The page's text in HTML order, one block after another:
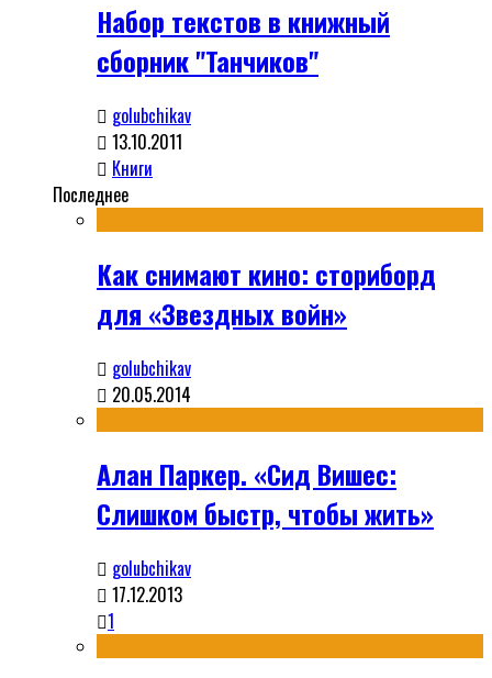
Набор текстов в книжный
сборник "Танчиков"
golubchikav
13.10.2011
Книги
Последнее
Как снимают кино: сториборд
для «Звездных войн»
golubchikav
20.05.2014
Алан Паркер. «Сид Вишес:
Слишком быстр, чтобы жить»
golubchikav
17.12.2013
1